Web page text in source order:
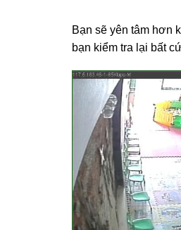
Bạn sẽ yên tâm hơn
bạn kiểm tra lại bất